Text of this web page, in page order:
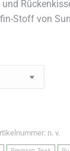
Stoff von
n. v.